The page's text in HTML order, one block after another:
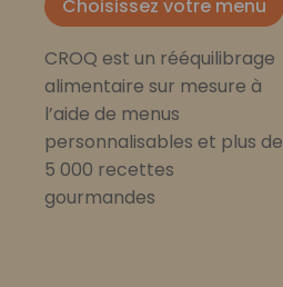
Choisissez votre menu
CROQ est un rééquilibrage
alimentaire sur mesure à
l’aide de menus
personnalisables et plus de
5 000 recettes
gourmandes